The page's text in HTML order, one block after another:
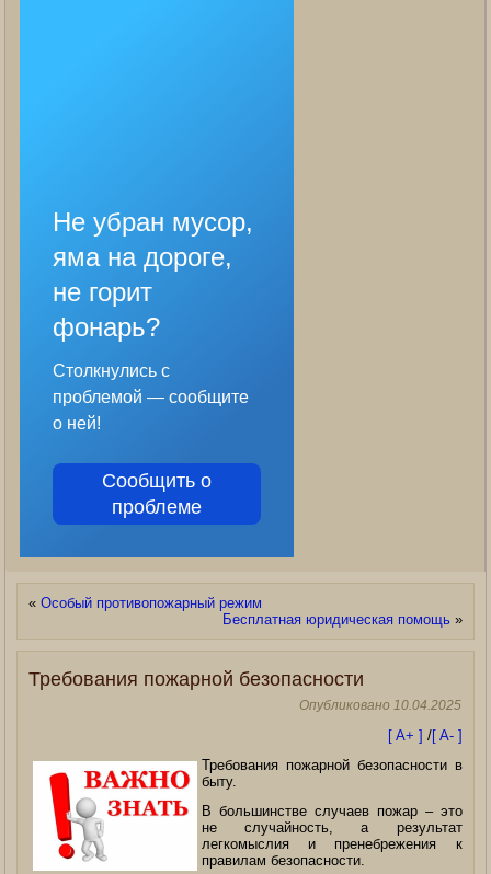
Не убран мусор,
яма на дороге,
не горит
фонарь?
Столкнулись с
проблемой — сообщите
о ней!
Сообщить о
проблеме
«Особый противопожарный режим
Бесплатная юридическая помощь»
Требования пожарной безопасности
Опубликовано 10.04.2025
[ A+ ] /[ A- ]
Требования пожарной безопасности в
быту.
В большинстве случаев пожар – это
не случайность, а результат
легкомыслия и пренебрежения к
правилам безопасности.